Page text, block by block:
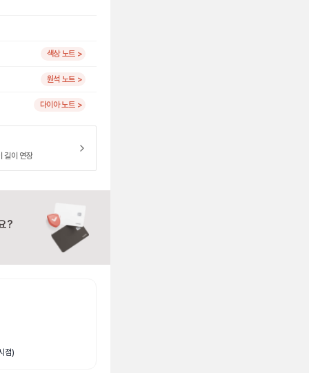
색상 노트 >
원석 노트 >
다이아 노트 >
길이 연장
?
점)